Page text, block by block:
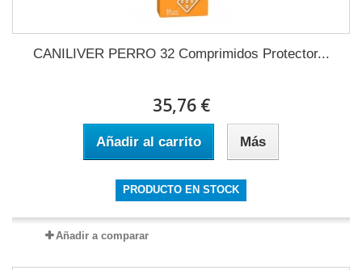
CANILIVER PERRO 32 Comprimidos Protector...
35,76 €
Añadir al carrito Más
PRODUCTO EN STOCK
Añadir a comparar